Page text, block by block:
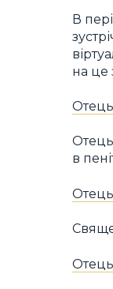
В
на це
в